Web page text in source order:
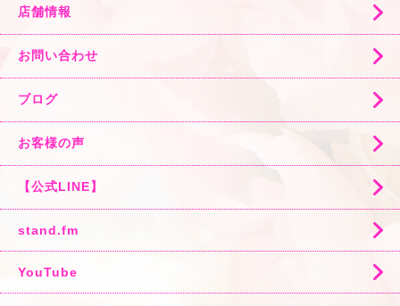
店舗情報
お問い合わせ
ブログ
お客様の声
【公式LINE】
stand.fm
YouTube